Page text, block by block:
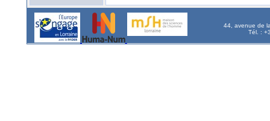
44, avenue de
Tél. :